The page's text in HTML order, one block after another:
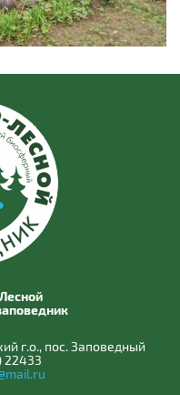
г.о., пос. Заповедный
22433